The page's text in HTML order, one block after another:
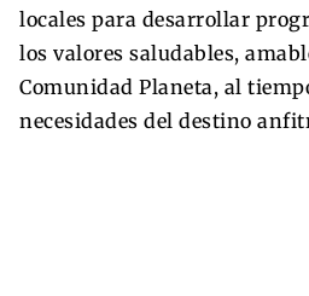
locales para desarrollar
los valores saludables,
Comunidad Planeta, al
necesidades del destino